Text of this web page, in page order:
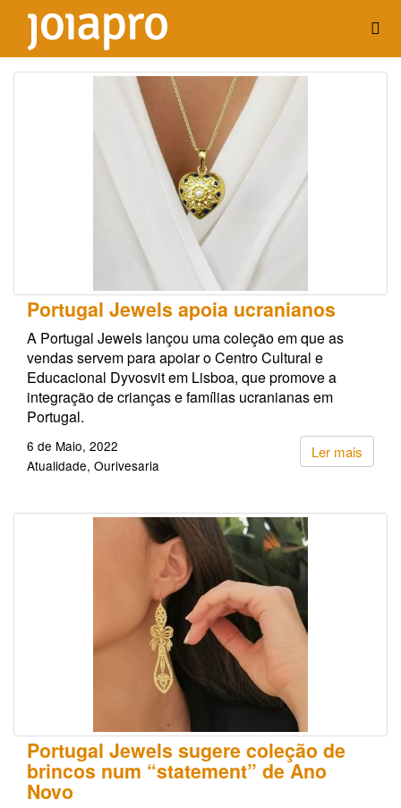
Portugal Jewels apoia ucranianos
A Portugal Jewels lançou uma coleção em que as
vendas servem para apoiar o Centro Cultural e
Educacional Dyvosvit em Lisboa, que promove a
integração de crianças e famílias ucranianas em
Portugal.
Ler mais
6 de Maio, 2022
Atualidade Ourivesaria
Portugal Jewels sugere coleção de
brincos num “statement” de Ano
Novo